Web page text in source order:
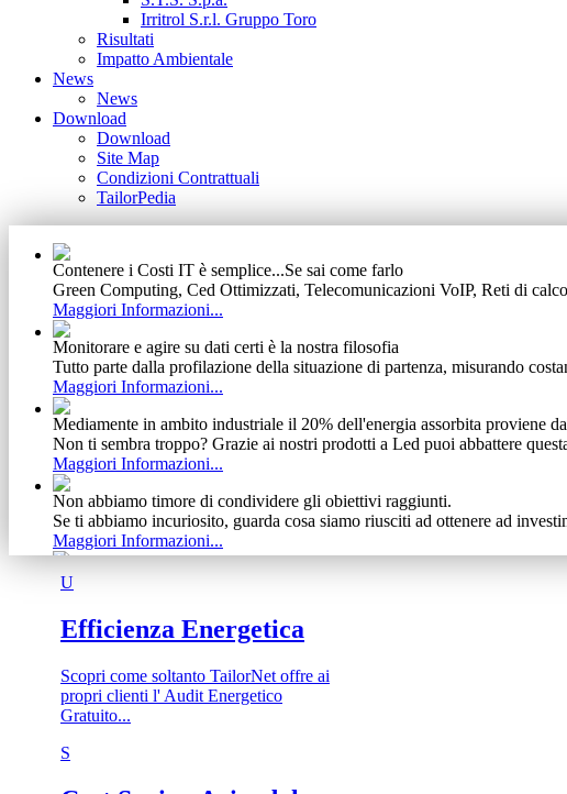
Irritrol S.r.l. Gruppo Toro
Risultati
Impatto Ambientale
News
News
Download
Download
Site Map
Condizioni Contrattuali
TailorPedia
Contenere i Costi IT è semplice...Se sai come farlo
Green Computing, Ced Ottimizzati, Telecomunicazioni VoIP, Reti di
Maggiori Informazioni...
Monitorare e agire su dati certi è la nostra filosofia
Tutto parte dalla profilazione della situazione di partenza, misurando
Maggiori Informazioni...
Mediamente in ambito industriale il 20% dell'energia assorbita proviene
Non ti sembra troppo? Grazie ai nostri prodotti a Led puoi abbattere
Maggiori Informazioni...
Non abbiamo timore di condividere gli obiettivi raggiunti.
Se ti abbiamo incuriosito, guarda cosa siamo riusciti ad ottenere ad
Maggiori Informazioni...
Vediamo il cliente come un meccanismo complesso e delicato
Maggiori Informazioni...
U
Efficienza Energetica
Scopri come soltanto TailorNet offre ai
propri clienti l' Audit Energetico
Gratuito...
S